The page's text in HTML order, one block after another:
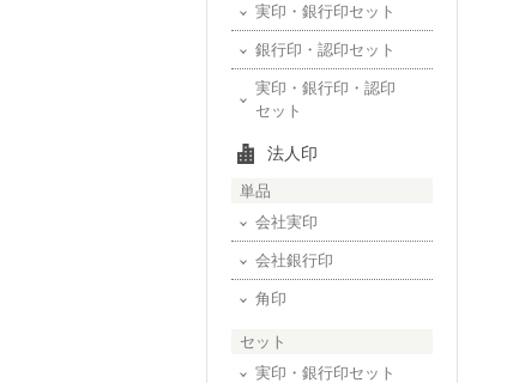
実印・銀行印セット
銀行印・認印セット
実印・銀行印・認印
セット
法人印
単品
会社実印
会社銀行印
角印
セット
実印・銀行印セット